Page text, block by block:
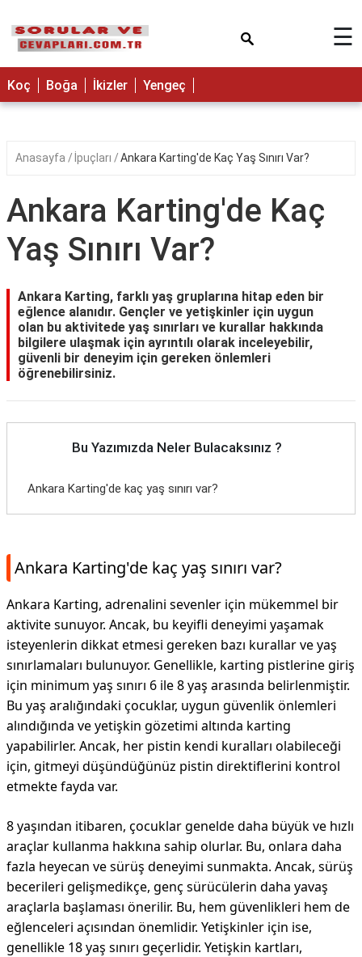
☰
Koç Boğa İkizler Yengeç
Anasayfa İpuçları Ankara Karting'de Kaç Yaş Sınırı Var?
Ankara Karting'de Kaç
Yaş Sınırı Var?
Ankara Karting, farklı yaş gruplarına hitap eden bir
eğlence alanıdır. Gençler ve yetişkinler için uygun
olan bu aktivitede yaş sınırları ve kurallar hakkında
bilgilere ulaşmak için ayrıntılı olarak inceleyebilir,
güvenli bir deneyim için gereken önlemleri
öğrenebilirsiniz.
Bu Yazımızda Neler Bulacaksınız ?
Ankara Karting'de kaç yaş sınırı var?
Ankara Karting'de kaç yaş sınırı var?
Ankara Karting, adrenalini sevenler için mükemmel bir
aktivite sunuyor. Ancak, bu keyifli deneyimi yaşamak
isteyenlerin dikkat etmesi gereken bazı kurallar ve yaş
sınırlamaları bulunuyor. Genellikle, karting pistlerine giriş
için minimum yaş sınırı 6 ile 8 yaş arasında belirlenmiştir.
Bu yaş aralığındaki çocuklar, uygun güvenlik önlemleri
alındığında ve yetişkin gözetimi altında karting
yapabilirler. Ancak, her pistin kendi kuralları olabileceği
için, gitmeyi düşündüğünüz pistin direktiflerini kontrol
etmekte fayda var.
8 yaşından itibaren, çocuklar genelde daha büyük ve hızlı
araçlar kullanma hakkına sahip olurlar. Bu, onlara daha
fazla heyecan ve sürüş deneyimi sunmakta. Ancak, sürüş
becerileri gelişmedikçe, genç sürücülerin daha yavaş
araçlarla başlaması önerilir. Bu, hem güvenlikleri hem de
eğlenceleri açısından önemlidir. Yetişkinler için ise,
genellikle 18 yaş sınırı geçerlidir. Yetişkin kartları,